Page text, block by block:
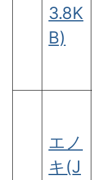
3.8K
B)
エノ
キ(J